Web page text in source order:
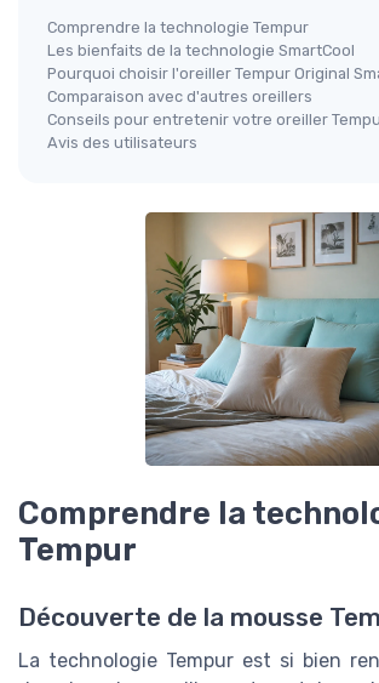
Comprendre la technologie Tempur
Les bienfaits de la technologie SmartCool
Pourquoi choisir l'oreiller Tempur Original
Comparaison avec d'autres oreillers
Conseils pour entretenir votre oreiller
Avis des utilisateurs
Comprendre la
Tempur
Découverte de la mousse
La technologie Tempur est si bien